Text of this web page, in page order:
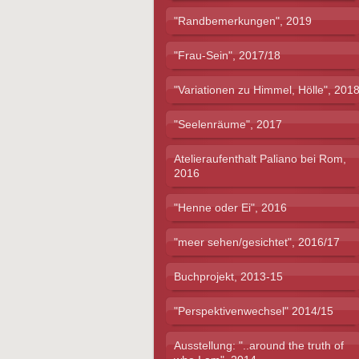
"Randbemerkungen", 2019
"Frau-Sein", 2017/18
"Variationen zu Himmel, Hölle", 2018
"Seelenräume", 2017
Atelieraufenthalt Paliano bei Rom,
2016
"Henne oder Ei", 2016
"meer sehen/gesichtet", 2016/17
Buchprojekt, 2013-15
"Perspektivenwechsel" 2014/15
Ausstellung: "..around the truth of